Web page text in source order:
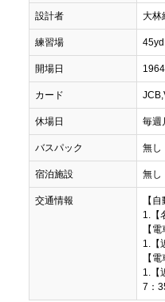
設計者 大林
練習場
開場日
カード
休場日 毎
バスパック 無し
宿泊施設 無し
交通情報
【自
1.【
【
1.【
【
1.【
7：